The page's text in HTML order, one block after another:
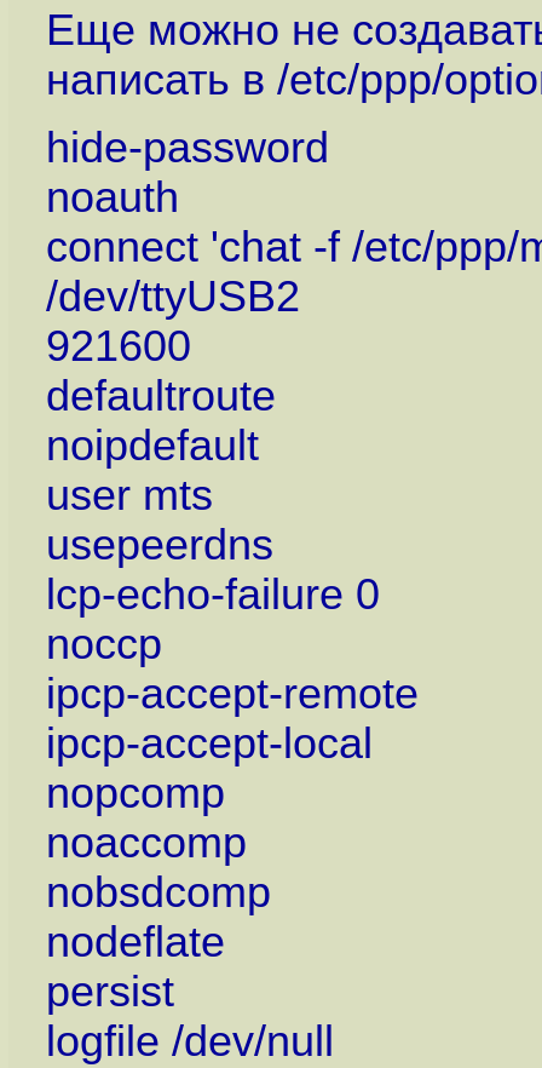
Еще можно не
написать в /etc/ppp/
hide-password
noauth
connect 'chat -f /etc/ppp/
/dev/ttyUSB2
921600
defaultroute
noipdefault
user mts
usepeerdns
lcp-echo-failure 0
noccp
ipcp-accept-remote
ipcp-accept-local
nopcomp
noaccomp
nobsdcomp
nodeflate
persist
logfile /dev/null